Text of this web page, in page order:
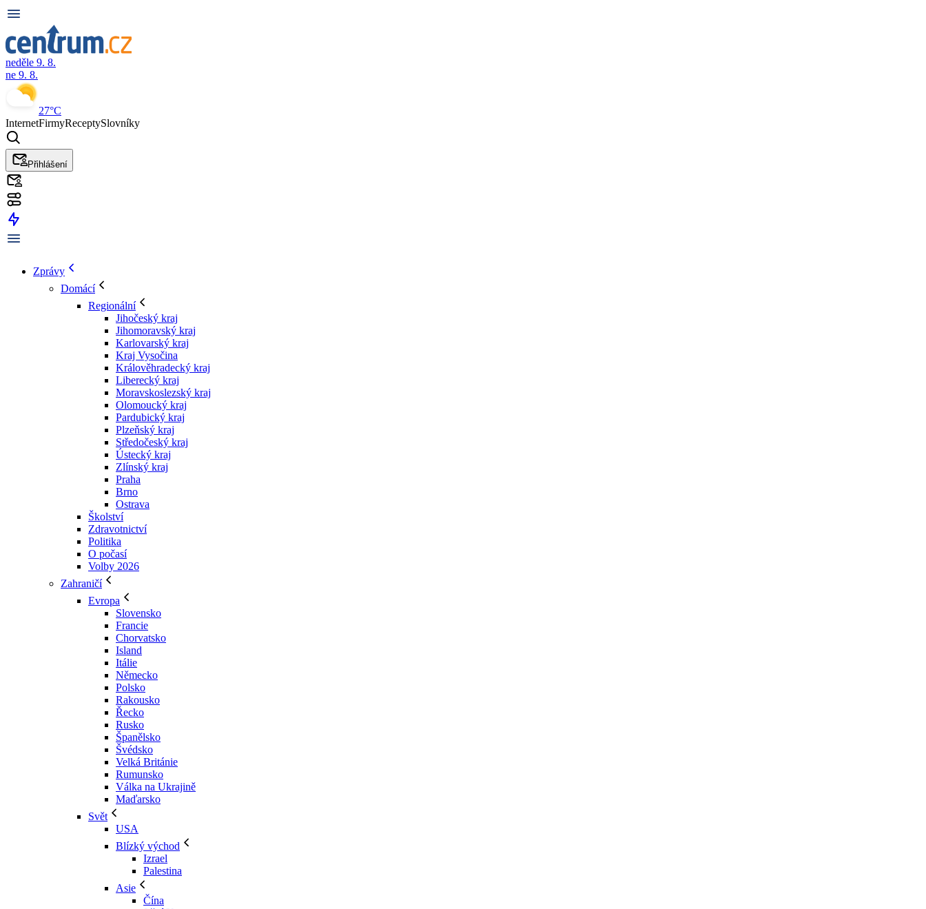
neděle 9. 8.
ne 9. 8.
27°C
InternetFirmyReceptySlovníky
Přihlášení
Zprávy
Domácí
Regionální
Jihočeský kraj
Jihomoravský kraj
Karlovarský kraj
Kraj Vysočina
Králověhradecký kraj
Liberecký kraj
Moravskoslezský kraj
Olomoucký kraj
Pardubický kraj
Plzeňský kraj
Středočeský kraj
Ústecký kraj
Zlínský kraj
Praha
Brno
Ostrava
Školství
Zdravotnictví
Politika
O počasí
Volby 2026
Zahraničí
Evropa
Slovensko
Francie
Chorvatsko
Island
Itálie
Německo
Polsko
Rakousko
Řecko
Rusko
Španělsko
Švédsko
Velká Británie
Rumunsko
Válka na Ukrajině
Maďarsko
Svět
USA
Blízký východ
Izrael
Palestina
Asie
Čína